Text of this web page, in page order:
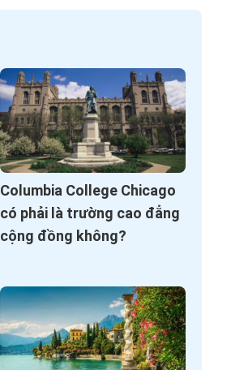
Columbia College Chicago
có phải là trường cao đẳng
cộng đồng không?